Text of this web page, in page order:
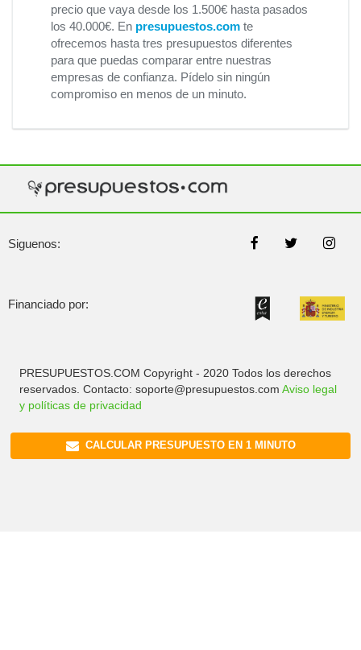
precio que vaya desde los 1.500€ hasta pasados
los 40.000€. En presupuestos.com te
ofrecemos hasta tres presupuestos diferentes
para que puedas comparar entre nuestras
empresas de confianza. Pídelo sin ningún
compromiso en menos de un minuto.
Siguenos:
Financiado por:
PRESUPUESTOS.COM Copyright - 2020 Todos los derechos
reservados. Contacto: soporte@presupuestos.com Aviso legal
y políticas de privacidad
CALCULAR PRESUPUESTO EN 1 MINUTO